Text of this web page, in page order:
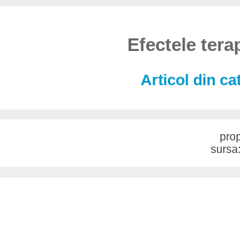
Efectele
Articol din